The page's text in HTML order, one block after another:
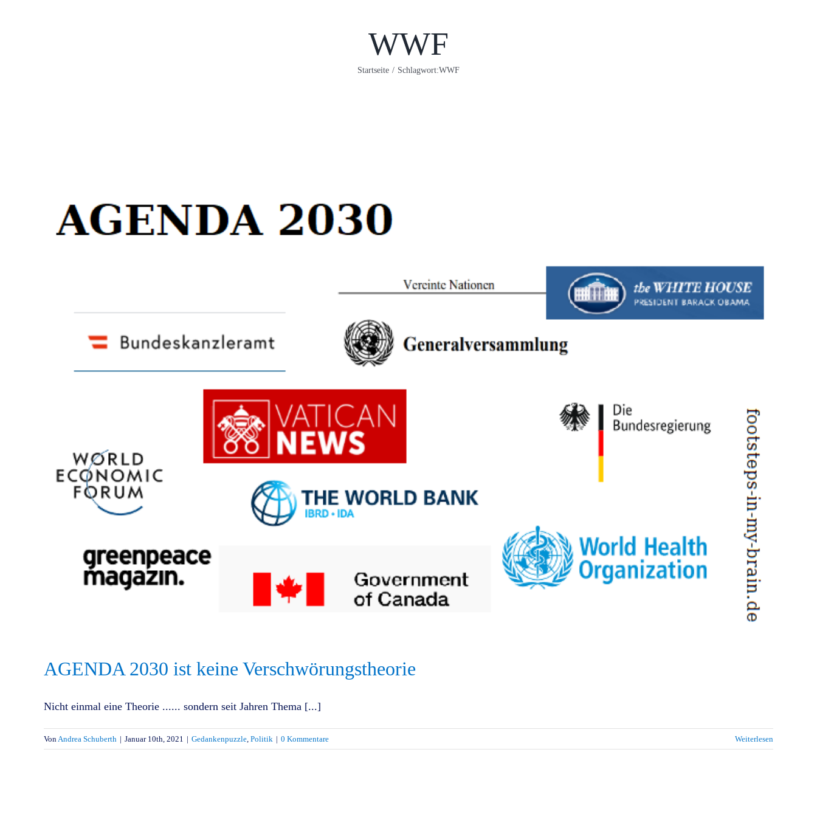
WWF
Startseite / Schlagwort:WWF
AGENDA 2030 ist keine Verschwörungstheorie
Nicht einmal eine Theorie ...... sondern seit Jahren Thema [...]
VonAndrea Schuberth | Januar 10th, 2021 | Gedankenpuzzle, Politik | 0 Kommentare Weiterlesen